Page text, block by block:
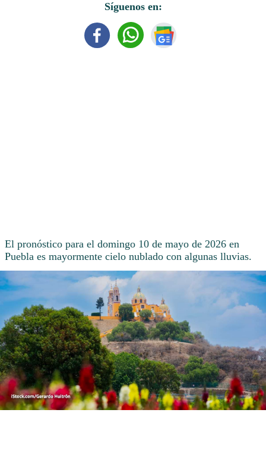
Síguenos en:
El pronóstico para el domingo 10 de mayo de 2026 en
Puebla es mayormente cielo nublado con algunas lluvias.